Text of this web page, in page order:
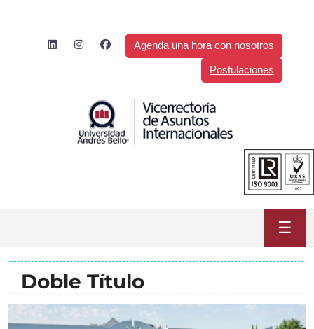
Agenda una hora con nosotros
Postulaciones
☰
Doble Título